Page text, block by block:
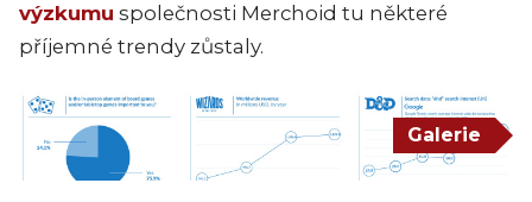
výzkumu společnosti Merchoid tu některé
příjemné trendy zůstaly.
Galerie